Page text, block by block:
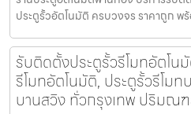
ประตูรั้วอัตโนมัติ ครบวงจร ราคาถูก พ
รับติดตั้งประตูรั้วรีโมทอัตโน
รีโมทอัตโนมัติ, ประตูรั้วรีโมท
บานสวิง ทั่วกรุงเทพ ปริมณฑ